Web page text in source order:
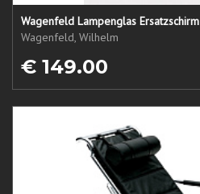
Wagenfeld Lampenglas Ersatzschirm
Wagenfeld, Wilhelm
€ 149.00